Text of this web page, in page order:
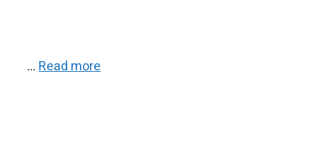
…Read more